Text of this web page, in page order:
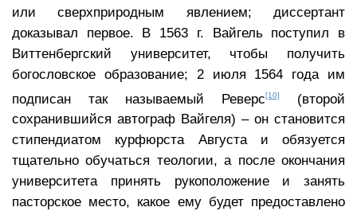
или сверхприродным явлением; диссертант
доказывал первое. В 1563 г. Вайгель поступил в
Виттенбергский университет, чтобы получить
богословское образование; 2 июля 1564 года им
подписан так называемый Реверс[10]
(второй
сохранившийся автограф Вайгеля) – он становится
стипендиатом курфюрста Августа и обязуется
тщательно обучаться теологии, а после окончания
университета принять рукоположение и занять
пасторское место, какое ему будет предоставлено